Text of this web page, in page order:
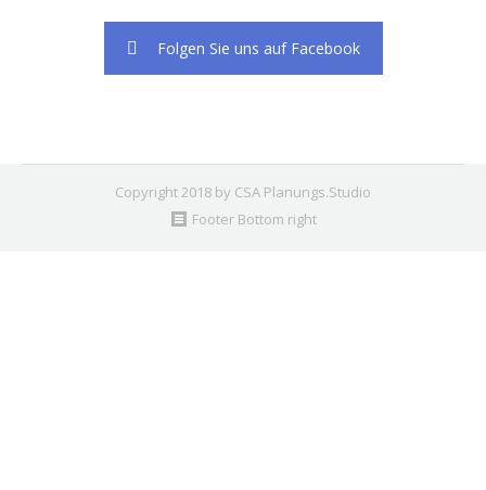
Folgen Sie uns auf Facebook
Copyright 2018 by CSA Planungs.Studio
Footer Bottom right